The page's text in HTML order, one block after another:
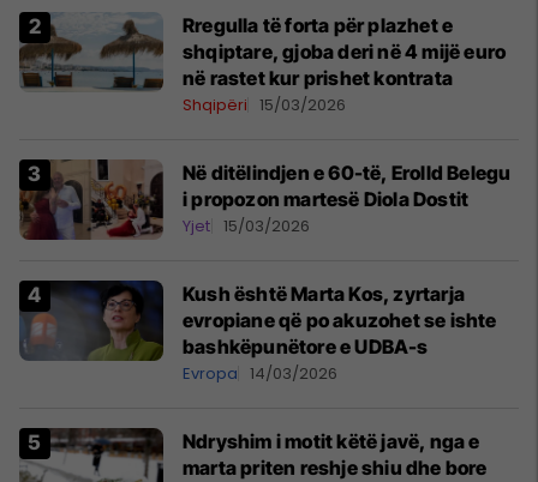
Rregulla të forta për plazhet e
shqiptare, gjoba deri në 4 mijë euro
në rastet kur prishet kontrata
Shqipëri 15/03/2026
Në ditëlindjen e 60-të, Erolld Belegu
i propozon martesë Diola Dostit
Yjet 15/03/2026
Kush është Marta Kos, zyrtarja
evropiane që po akuzohet se ishte
bashkëpunëtore e UDBA-s
Evropa 14/03/2026
Ndryshim i motit këtë javë, nga e
marta priten reshje shiu dhe bore